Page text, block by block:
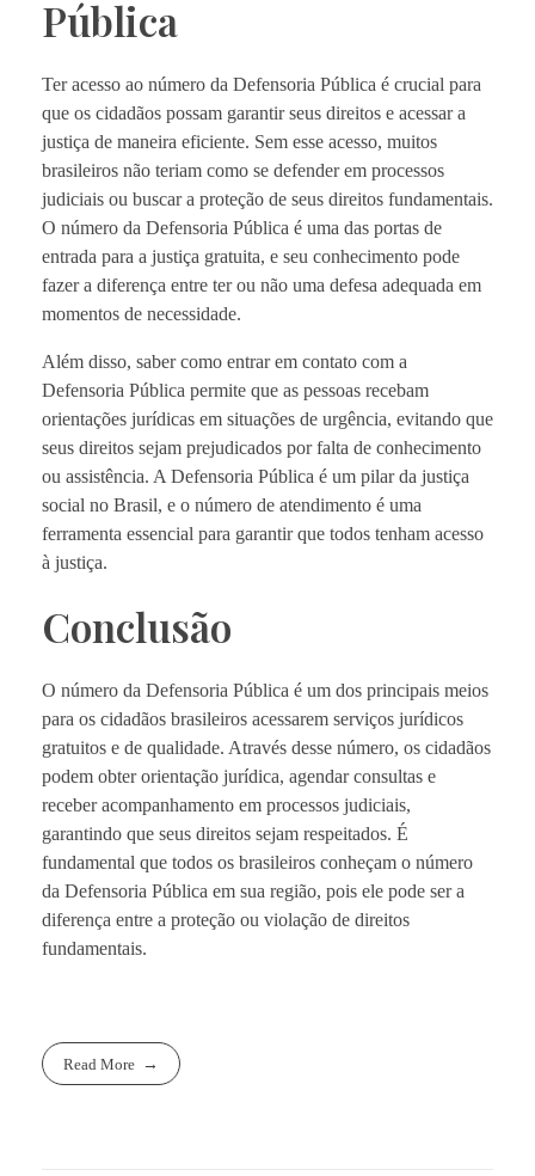
Pública
Ter acesso ao número da Defensoria Pública é crucial para
que os cidadãos possam garantir seus direitos e acessar a
justiça de maneira eficiente. Sem esse acesso, muitos
brasileiros não teriam como se defender em processos
judiciais ou buscar a proteção de seus direitos fundamentais.
O número da Defensoria Pública é uma das portas de
entrada para a justiça gratuita, e seu conhecimento pode
fazer a diferença entre ter ou não uma defesa adequada em
momentos de necessidade.
Além disso, saber como entrar em contato com a
Defensoria Pública permite que as pessoas recebam
orientações jurídicas em situações de urgência, evitando que
seus direitos sejam prejudicados por falta de conhecimento
ou assistência. A Defensoria Pública é um pilar da justiça
social no Brasil, e o número de atendimento é uma
ferramenta essencial para garantir que todos tenham acesso
à justiça.
Conclusão
O número da Defensoria Pública é um dos principais meios
para os cidadãos brasileiros acessarem serviços jurídicos
gratuitos e de qualidade. Através desse número, os cidadãos
podem obter orientação jurídica, agendar consultas e
receber acompanhamento em processos judiciais,
garantindo que seus direitos sejam respeitados. É
fundamental que todos os brasileiros conheçam o número
da Defensoria Pública em sua região, pois ele pode ser a
diferença entre a proteção ou violação de direitos
fundamentais.
Read More